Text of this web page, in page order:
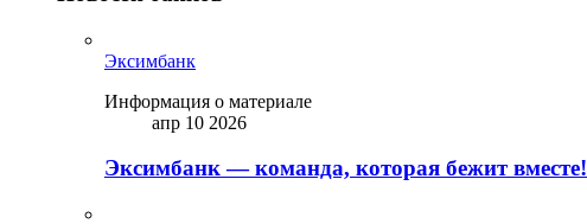
Эксимбанк
Информация о материале
апр 10 2026
Эксимбанк — команда, которая бежит вместе!